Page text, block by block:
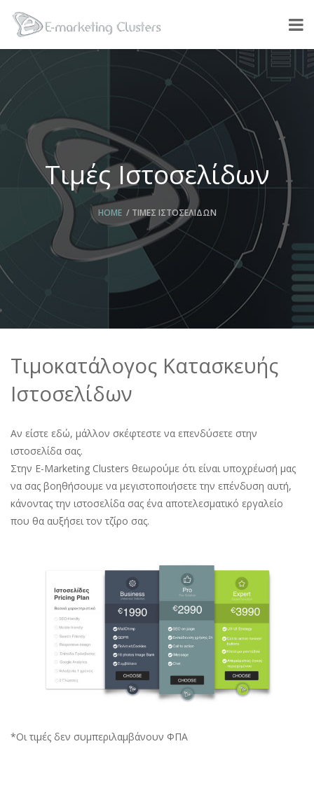
Τιμές Ιστοσελίδων
HOME ΤΙΜΈΣ ΙΣΤΟΣΕΛΊΔΩΝ
Τιμοκατάλογος Κατασκευής
Ιστοσελίδων
Αν είστε εδώ, μάλλον σκέφτεστε να επενδύσετε στην
ιστοσελίδα σας.
Στην E-Marketing Clusters θεωρούμε ότι είναι υποχρέωσή μας
να σας βοηθήσουμε να μεγιστοποιήσετε την επένδυση αυτή,
κάνοντας την ιστοσελίδα σας ένα αποτελεσματικό εργαλείο
που θα αυξήσει τον τζίρο σας.
*Οι τιμές δεν συμπεριλαμβάνουν ΦΠΑ